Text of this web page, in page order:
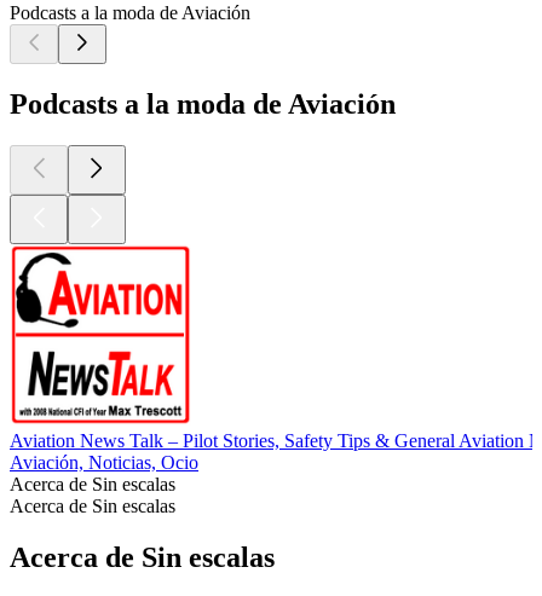
Podcasts a la moda de Aviación
Podcasts a la moda de Aviación
Aviation News Talk – Pilot Stories, Safety Tips & General Aviation
Aviación, Noticias, Ocio
Acerca de Sin escalas
Acerca de Sin escalas
Acerca de Sin escalas